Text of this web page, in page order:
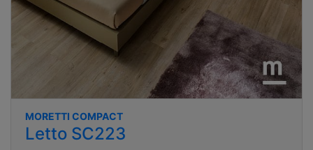
MORETTI COMPACT
Letto SC223